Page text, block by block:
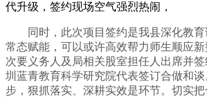
代升级，签约现场空气强烈热闹，
同时，此次项目签约是我县深化教育
常态赋能，可以或许高效帮力师生顺应
次要义务人及局相关股室担任人出席并
圳蓝青教育科学研究院代表签订合做和
步，狠抓落实、深耕实效是环节。切实